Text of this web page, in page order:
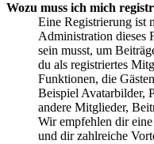
Wozu muss ich mich
Eine Registrierung ist
Administration dieses
sein musst, um
du als registriertes
Funktionen, die
Beispiel Avatarbilder,
andere Mitglieder,
Wir empfehlen dir
und dir zahlreiche